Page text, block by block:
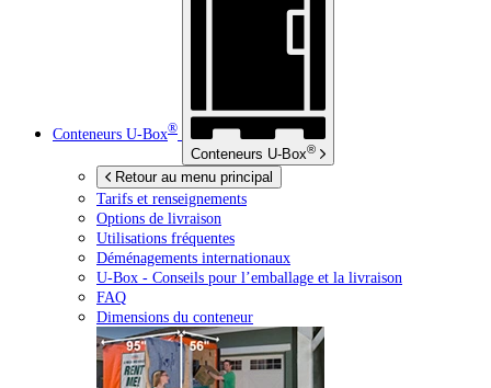
Conteneurs U-Box®
Conteneurs U-Box®
Retour au menu principal
Tarifs et renseignements
Options de livraison
Utilisations fréquentes
Déménagements internationaux
U-Box - Conseils pour l’emballage et la livraison
FAQ
Dimensions du conteneur